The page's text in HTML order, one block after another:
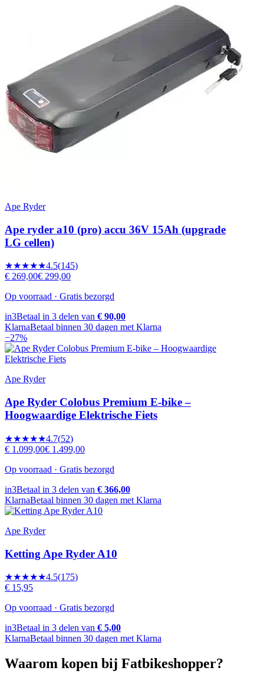
Ape Ryder
Ape ryder a10 (pro) accu 36V 15Ah (upgrade
LG cellen)
★★★★★4.5(145)
€ 269,00€ 299,00
Op voorraad · Gratis bezorgd
in3Betaal in 3 delen van € 90,00
KlarnaBetaal binnen 30 dagen met Klarna
−27%
Ape Ryder
Ape Ryder Colobus Premium E-bike –
Hoogwaardige Elektrische Fiets
★★★★★4.7(52)
€ 1.099,00€ 1.499,00
Op voorraad · Gratis bezorgd
in3Betaal in 3 delen van € 366,00
KlarnaBetaal binnen 30 dagen met Klarna
Ape Ryder
Ketting Ape Ryder A10
★★★★★4.5(175)
€ 15,95
Op voorraad · Gratis bezorgd
in3Betaal in 3 delen van € 5,00
KlarnaBetaal binnen 30 dagen met Klarna
Waarom kopen bij Fatbikeshopper?